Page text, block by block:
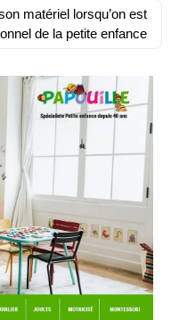
matériel lorsqu’on est
de la petite enfance